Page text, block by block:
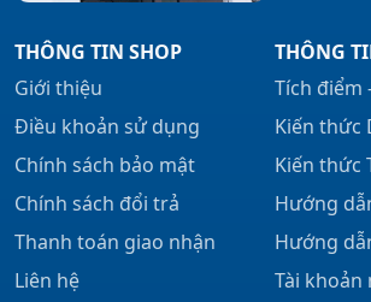
THÔNG TIN SHOP
Giới thiệu
Điều khoản sử dụng
Chính sách bảo mật
Chính sách đổi trả
Thanh toán giao nhận
Liên hệ
THÔNG
Tích điểm
Kiến thức
Kiến thức
Hướng
Hướng
Tài khoản